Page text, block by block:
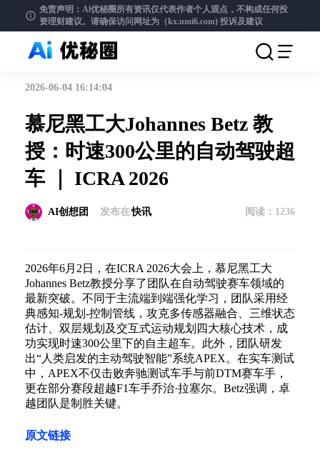
免责声明：Al优秘圈所有资讯仅代表作者个人观点，不构成任何投
资理财建议。请确保访问网址为（kx.umi6.com) 投诉及建议
2026-06-04 16:14:04
慕尼黑工大Johannes Betz 教
授：时速300公里的自动驾驶超
车 ｜ ICRA 2026
AI创想团 发布在快讯 阅读： 1236
2026年6月2日，在ICRA 2026大会上，慕尼黑工大
Johannes Betz教授分享了团队在自动驾驶赛车领域的
最新突破。不同于主流端到端强化学习，团队采用经
典感知-规划-控制管线，攻克多传感器融合、三维状态
估计、双层规划及交互式运动规划四大核心技术，成
功实现时速300公里下的自主超车。此外，团队研发
出“人类启发的主动驾驶智能”系统APEX。在实车测试
中，APEX不仅击败奔驰测试车手与前DTM赛车手，
更在部分赛段超越F1车手乔治·拉塞尔。Betz强调，卓
越团队是制胜关键。
原文链接